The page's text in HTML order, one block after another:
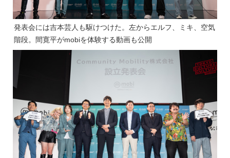
発表会には吉本芸人も駆けつけた。左からエルフ、ミキ、空気
階段。間寛平がmobiを体験する動画も公開